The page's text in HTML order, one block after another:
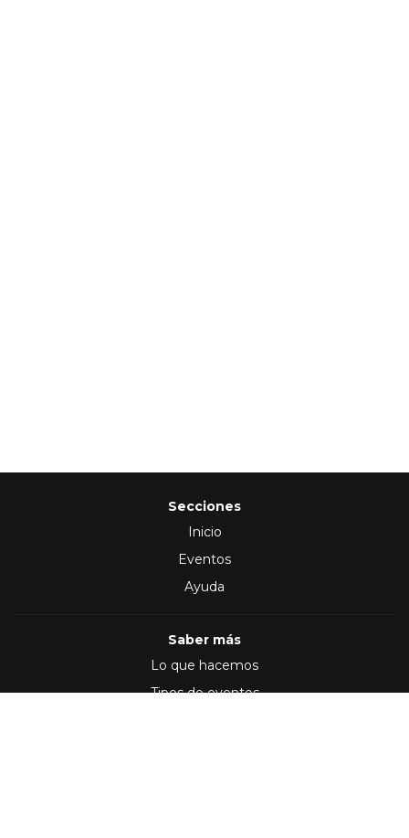
Secciones
Inicio
Eventos
Ayuda
Saber más
Lo que hacemos
Tipos de eventos